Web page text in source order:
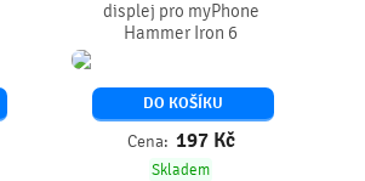
displej pro myPhone
Hammer Iron 6
DO KOŠÍKU
Cena: 197 Kč
Skladem